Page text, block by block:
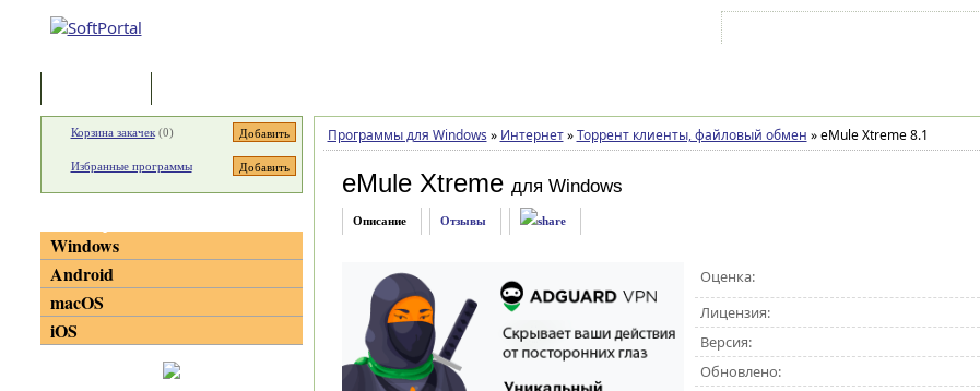
Программы для Windows » Интернет » Торрент клиенты, файловый обмен »eMule Xtreme 8.1
eMule Xtreme для Windows
Описание Отзывы
Оценка:
Лицензия:
Версия:
Обновлено:
Корзина закачек(0)
Избранные программы
Windows
Android
macOS
iOS